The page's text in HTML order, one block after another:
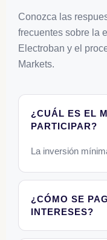
Conozca las
frecuentes sobre la
Electroban y el
Markets.
¿CUÁL ES EL
PARTICIPAR?
La inversión
¿CÓMO SE
INTERESES?
Los intereses se